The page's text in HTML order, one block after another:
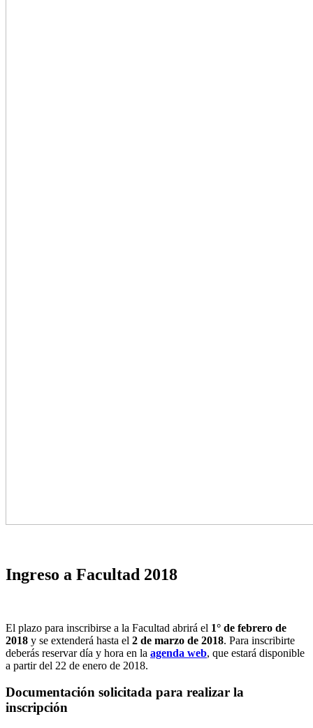
Ingreso a Facultad 2018
El plazo para inscribirse a la Facultad abrirá el 1° de febrero de
2018 y se extenderá hasta el 2 de marzo de 2018. Para inscribirte
deberás reservar día y hora en la agenda web, que estará disponible
a partir del 22 de enero de 2018.
Documentación solicitada para realizar la
inscripción